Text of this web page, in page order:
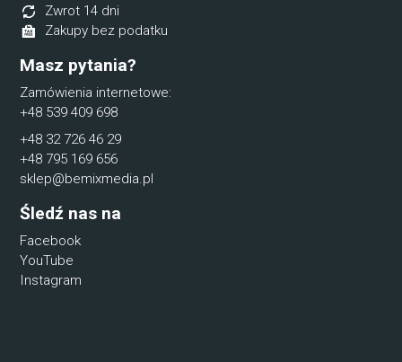
Zwrot 14 dni
Zakupy bez podatku
Masz pytania?
Zamówienia internetowe:
+48 539 409 698
+48 32 726 46 29
+48 795 169 656
sklep@bemixmedia.pl
Śledź nas na
Facebook
YouTube
Instagram